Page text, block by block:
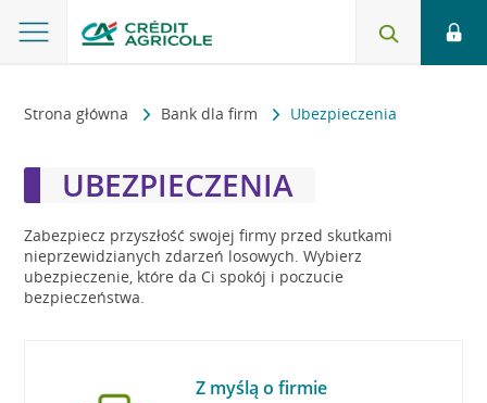
Strona główna Bank dla firm Ubezpieczenia
UBEZPIECZENIA
Zabezpiecz przyszłość swojej firmy przed skutkami
nieprzewidzianych zdarzeń losowych. Wybierz
ubezpieczenie, które da Ci spokój i poczucie
bezpieczeństwa.
Z myślą o firmie